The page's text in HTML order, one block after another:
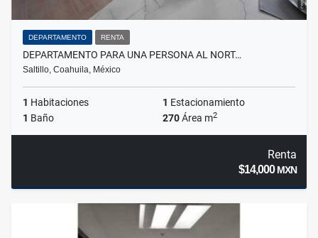
DEPARTAMENTO RENTA
DEPARTAMENTO PARA UNA PERSONA AL NORT…
Saltillo, Coahuila, México
1 Habitaciones 1 Estacionamiento
1 Baño 270Área m2
Renta
$14,000MXN